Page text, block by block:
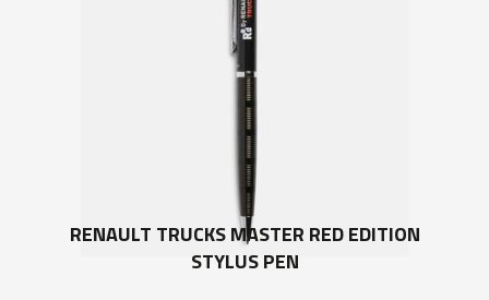
RENAULT TRUCKS MASTER RED EDITION
STYLUS PEN